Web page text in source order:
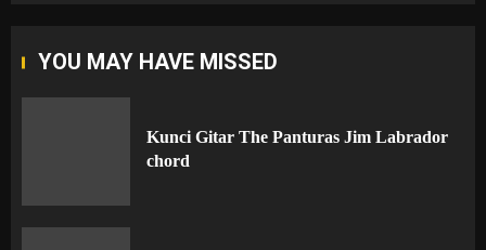
YOU MAY HAVE MISSED
Kunci Gitar The Panturas Jim Labrador
chord